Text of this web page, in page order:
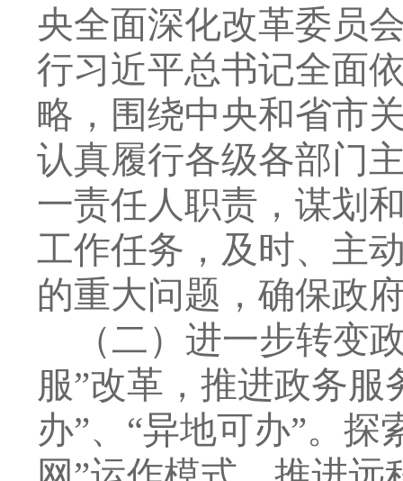
央全面深化改革委员
行习近平总书记全面
略，围绕中央和省市
认真履行各级各部门
一责任人职责，谋划
工作任务，及时、主
的重大问题，确保政
（二）进一步转变
服”改革，推进政务服
办”、 “异地可办”。探